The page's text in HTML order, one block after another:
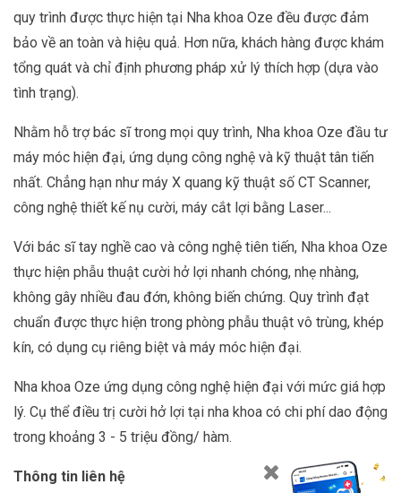
quy trình được thực hiện tại Nha khoa Oze đều được đảm
bảo về an toàn và hiệu quả. Hơn nữa, khách hàng được khám
tổng quát và chỉ định phương pháp xử lý thích hợp (dựa vào
tình trạng).
Nhằm hỗ trợ bác sĩ trong mọi quy trình, Nha khoa Oze đầu tư
máy móc hiện đại, ứng dụng công nghệ và kỹ thuật tân tiến
nhất. Chẳng hạn như máy X quang kỹ thuật số CT Scanner,
công nghệ thiết kế nụ cười, máy cắt lợi bằng Laser...
Với bác sĩ tay nghề cao và công nghệ tiên tiến, Nha khoa Oze
thực hiện phẫu thuật cười hở lợi nhanh chóng, nhẹ nhàng,
không gây nhiều đau đớn, không biến chứng. Quy trình đạt
chuẩn được thực hiện trong phòng phẫu thuật vô trùng, khép
kín, có dụng cụ riêng biệt và máy móc hiện đại.
Nha khoa Oze ứng dụng công nghệ hiện đại với mức giá hợp
lý. Cụ thể điều trị cười hở lợi tại nha khoa có chi phí dao động
trong khoảng 3 - 5 triệu đồng/ hàm.
Thông tin liên hệ